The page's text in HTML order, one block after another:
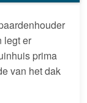
legt er
prima
van het dak